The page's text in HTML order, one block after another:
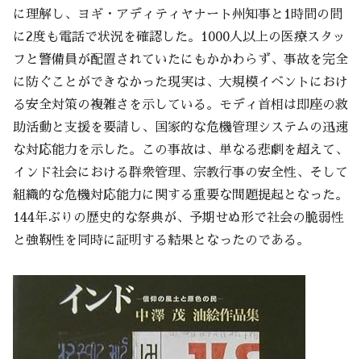
に理解し、ヨギ・アディティヤナート州知事と1時間の間
に2度も電話で状況を確認した。1000人以上の医療スタッ
フと警備員が配置されていたにもかかわらず、事故を完全
に防ぐことができなかった現実は、大規模イベントにおけ
る安全対策の複雑さを示している。モディ首相は即座の救
助活動と支援を要請し、国家的な危機管理システムの迅速
な対応能力を示した。この事故は、単なる悲劇を超えて、
インド社会における群衆管理、宗教行事の安全性、そして
組織的な危機対応能力に関する重要な問題提起となった。
144年ぶりの歴史的な祭典が、予期せぬ形で社会の脆弱性
と強靭性を同時に証明する結果となったのである。